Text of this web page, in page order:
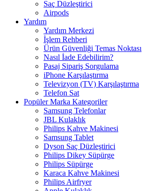
Saç Düzleştirici
Airpods
Yardım
Yardım Merkezi
İşlem Rehberi
Ürün Güvenliği Temas Noktası
Nasıl İade Edebilirim?
Pasaj Sipariş Sorgulama
iPhone Karşılaştırma
Televizyon (TV) Karşılaştırma
Telefon Sat
Popüler Marka Kategoriler
Samsung Telefonlar
JBL Kulaklık
Philips Kahve Makinesi
Samsung Tablet
Dyson Saç Düzleştirici
Philips Dikey Süpürge
Philips Süpürge
Karaca Kahve Makinesi
Philips Airfryer